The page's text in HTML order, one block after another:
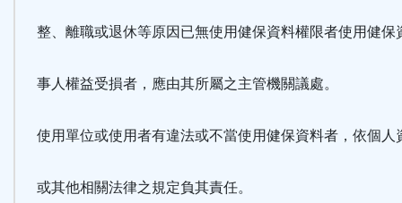
整、離職或退休等原因已無使用健保資料權限者使用健保
事人權益受損者，應由其所屬之主管機關議處。
使用單位或使用者有違法或不當使用健保資料者，依個人
或其他相關法律之規定負其責任。